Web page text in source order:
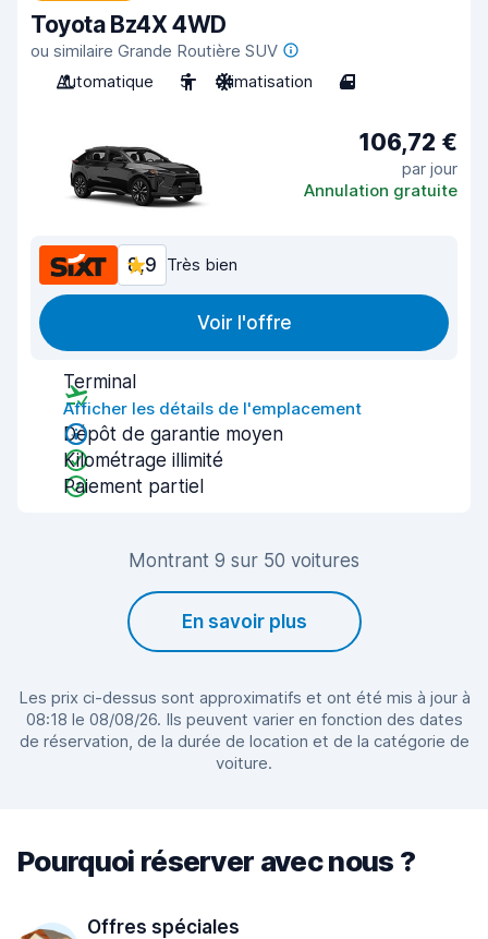
Toyota Bz4X 4WD
ou similaire Grande Routière SUV
Automatique
5 Climatisation 4
106,72 €
par jour
Annulation gratuite
8,9 Très bien
Voir l'offre
Terminal
Afficher les détails de l'emplacement
Dépôt de garantie moyen
Kilométrage illimité
Paiement partiel
Montrant 9 sur 50 voitures
En savoir plus
Les prix ci-dessus sont approximatifs et ont été mis à jour à
08:18 le 08/08/26. Ils peuvent varier en fonction des dates
de réservation, de la durée de location et de la catégorie de
voiture.
Pourquoi réserver avec nous ?
Offres spéciales